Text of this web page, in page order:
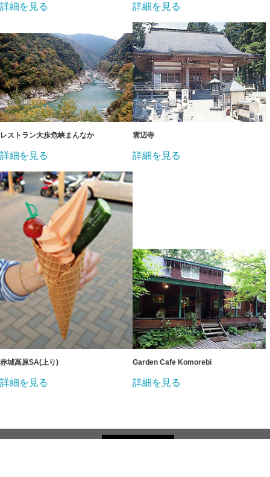
詳細を見る 詳細を見る
レストラン大歩危峡まんなか
詳細を見る
雲辺寺
詳細を見る
赤城高原SA(上り)
詳細を見る
Garden Cafe Komorebi
詳細を見る